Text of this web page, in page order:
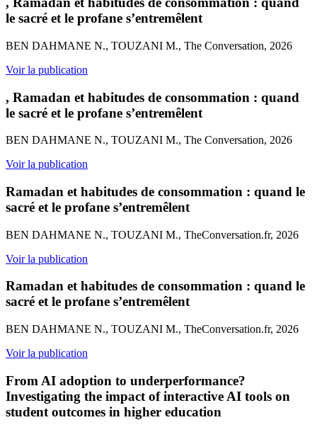
le sacré et le profane s’entremêlent
BEN DAHMANE N., TOUZANI M., The Conversation, 2026
Voir la publication
, Ramadan et habitudes de consommation : quand
le sacré et le profane s’entremêlent
BEN DAHMANE N., TOUZANI M., The Conversation, 2026
Voir la publication
Ramadan et habitudes de consommation : quand le
sacré et le profane s’entremêlent
BEN DAHMANE N., TOUZANI M., TheConversation.fr, 2026
Voir la publication
Ramadan et habitudes de consommation : quand le
sacré et le profane s’entremêlent
BEN DAHMANE N., TOUZANI M., TheConversation.fr, 2026
Voir la publication
From AI adoption to underperformance?
Investigating the impact of interactive AI tools on
student outcomes in higher education